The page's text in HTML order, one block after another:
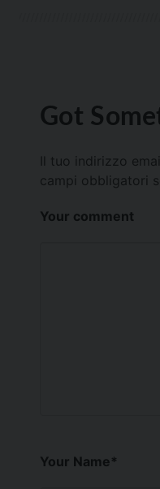
Got
Il tuo indirizzo
campi obbligatori
Your comment
Your Name*